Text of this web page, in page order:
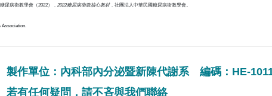
尿病衛教學會（2022）． 2022糖尿病衛教核心教材．社團法人中華民國糖尿病衛教學會。
Association.
製作單位：內科部內分泌暨新陳代謝系 編碼：HE-
若有任何疑問，請不吝與我們聯絡